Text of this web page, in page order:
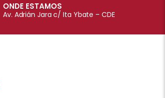
ONDE ESTAMOS
Av. Adrián Jara c/ Ita Ybate – CDE